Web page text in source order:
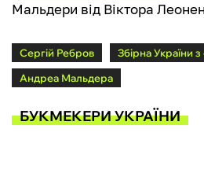
Мальдери від Віктора
Сергій Ребров
Збірна України
Андреа Мальдера
БУКМЕКЕРИ УКРАЇНИ